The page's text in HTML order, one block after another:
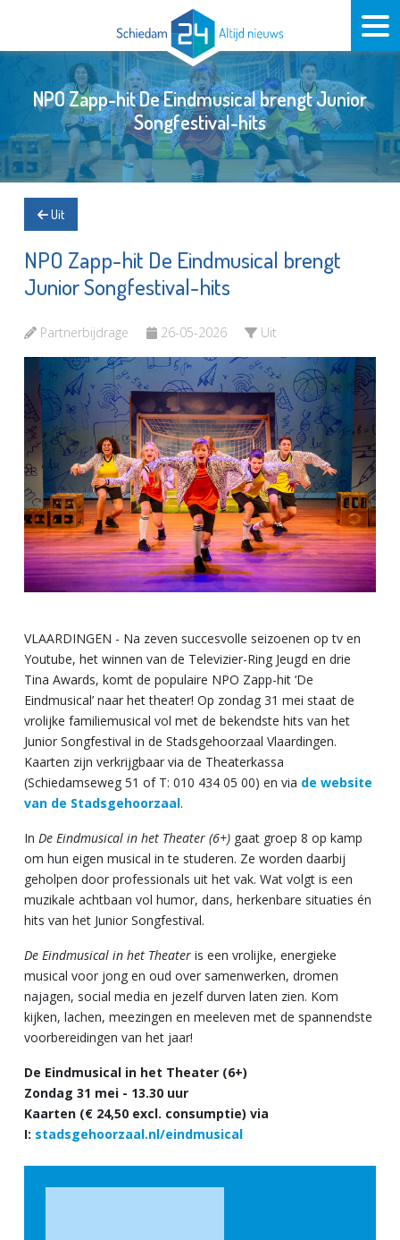
NPO Zapp-hit De Eindmusical brengt Junior
Songfestival-hits
Uit
NPO Zapp-hit De Eindmusical brengt
Junior Songfestival-hits
Partnerbijdrage 26-05-2026 Uit
VLAARDINGEN - Na zeven succesvolle seizoenen op tv en
Youtube, het winnen van de Televizier-Ring Jeugd en drie
Tina Awards, komt de populaire NPO Zapp-hit ‘De
Eindmusical’ naar het theater! Op zondag 31 mei staat de
vrolijke familiemusical vol met de bekendste hits van het
Junior Songfestival in de Stadsgehoorzaal Vlaardingen.
Kaarten zijn verkrijgbaar via de Theaterkassa
(Schiedamseweg 51 of T: 010 434 05 00) en via de website
van de Stadsgehoorzaal.
In De Eindmusical in het Theater (6+) gaat groep 8 op kamp
om hun eigen musical in te studeren. Ze worden daarbij
geholpen door professionals uit het vak. Wat volgt is een
muzikale achtbaan vol humor, dans, herkenbare situaties én
hits van het Junior Songfestival.
De Eindmusical in het Theater is een vrolijke, energieke
musical voor jong en oud over samenwerken, dromen
najagen, social media en jezelf durven laten zien. Kom
kijken, lachen, meezingen en meeleven met de spannendste
voorbereidingen van het jaar!
De Eindmusical in het Theater (6+)
Zondag 31 mei - 13.30 uur
Kaarten (€ 24,50 excl. consumptie) via
I: stadsgehoorzaal.nl/eindmusical